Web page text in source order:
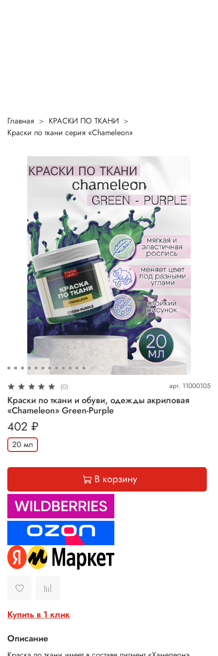
Главная
КРАСКИ ПО ТКАНИ
Краски по ткани серия «Chameleon»
(0) арт. 11000105
Краски по ткани и обуви, одежды акриловая
«Chameleon» Green-Purple
402 ₽
20 мл
В корзину
Купить в 1 клик
Описание